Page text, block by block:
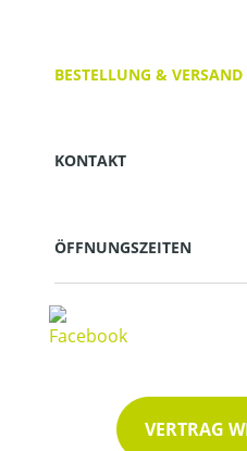
BESTELLUNG & VERSAND
KONTAKT
ÖFFNUNGSZEITEN
VERTRAG